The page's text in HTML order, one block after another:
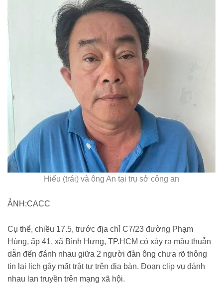
Hiếu (trái) và ông An tại trụ sở công an
ẢNH:CACC
Cụ thể, chiều 17.5, trước địa chỉ C7/23 đường Phạm
Hùng, ấp 41, xã Bình Hưng, TP.HCM có xảy ra mâu thuẫn
dẫn đến đánh nhau giữa 2 người đàn ông chưa rõ thông
tin lai lịch gây mất trật tự trên địa bàn. Đoạn clip vụ đánh
nhau lan truyền trên mạng xã hội.